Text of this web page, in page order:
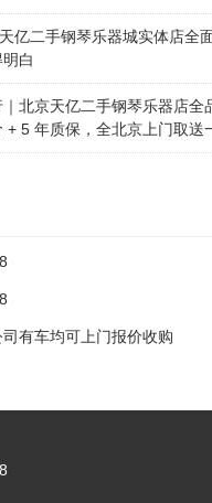
亿二手钢琴乐器城实体店全
白
北京天亿二手钢琴乐器店全
+ 5 年质保，全北京上门取送
有车均可上门报价收购